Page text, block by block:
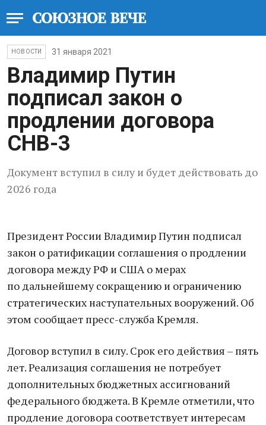
НОВОСТИ 31 января 2021
Владимир Путин
подписал закон о
продлении договора
СНВ-3
Документ вступил в силу и будет действовать до
2026 года
Президент России Владимир Путин подписал
закон о ратификации соглашения о продлении
договора между РФ и США о мерах
по дальнейшему сокращению и ограничению
стратегических наступательных вооружений. Об
этом сообщает пресс-служба Кремля.
Договор вступил в силу. Срок его действия – пять
лет. Реализация соглашения не потребует
дополнительных бюджетных ассигнований
федерального бюджета. В Кремле отметили, что
продление договора соответствует интересам